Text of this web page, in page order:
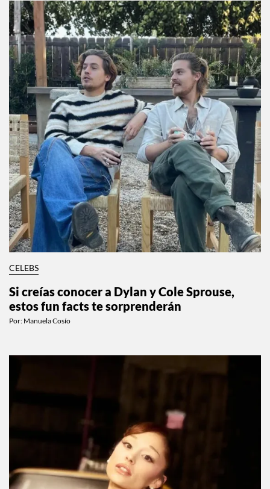
CELEBS
Si creías conocer a Dylan y Cole Sprouse,
estos fun facts te sorprenderán
Por: Manuela Cosío